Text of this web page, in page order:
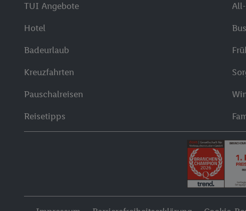
TUI Angebote
Hotel
Badeurlaub
Kreuzfahrten
Pauschalreisen
Reisetipps